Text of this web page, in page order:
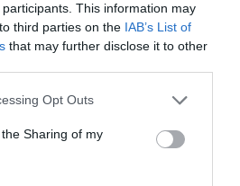
participants. This information may
third parties on the IAB’s List of
that may further disclose it to other
app uses one or more Google
usage behaviour. You may click to
Google and its third-party tags to
purposes in below Google
Opt Outs
Sharing of my